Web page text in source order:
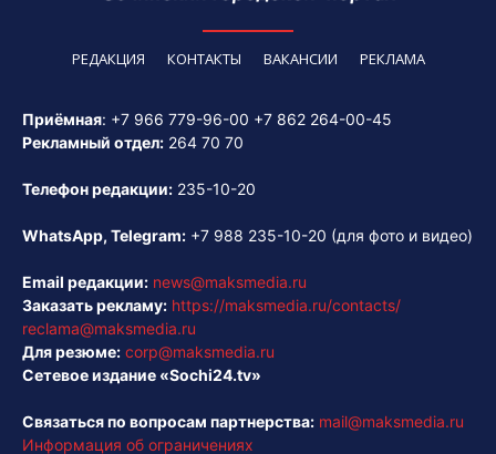
РЕДАКЦИЯ КОНТАКТЫ ВАКАНСИИ РЕКЛАМА
Приёмная: +7 966 779-96-00 +7 862 264-00-45
Рекламный отдел: 264 70 70
Телефон редакции: 235-10-20
WhatsApp, Telegram: +7 988 235-10-20 (для фото и видео)
Email редакции: news@maksmedia.ru
Заказать рекламу: https://maksmedia.ru/contacts/
reclama@maksmedia.ru
Для резюме: corp@maksmedia.ru
Сетевое издание «Sochi24.tv»
Связаться по вопросам партнерства: mail@maksmedia.ru
Информация об ограничениях